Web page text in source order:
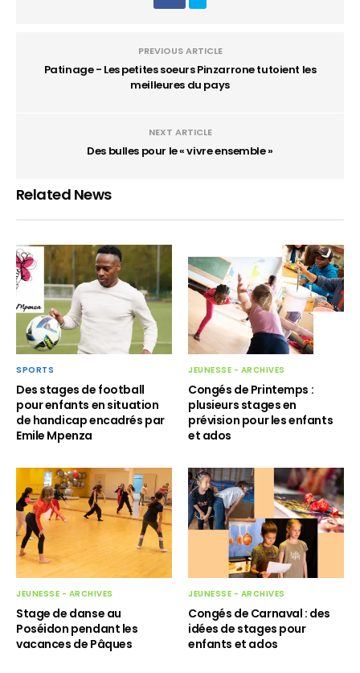
PREVIOUS ARTICLE
Patinage - Les petites soeurs Pinzarrone tutoient les
meilleures du pays
NEXT ARTICLE
Des bulles pour le « vivre ensemble »
Related News
SPORTS
Des stages de football
pour enfants en situation
de handicap encadrés par
Emile Mpenza
JEUNESSE - ARCHIVES
Congés de Printemps :
plusieurs stages en
prévision pour les enfants
et ados
JEUNESSE - ARCHIVES
Stage de danse au
Poséidon pendant les
vacances de Pâques
JEUNESSE - ARCHIVES
Congés de Carnaval : des
idées de stages pour
enfants et ados